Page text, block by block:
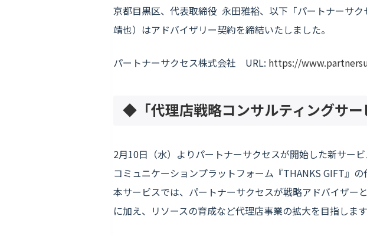
京都目黒区、代表取締役 永田雅裕、以下「パートナーサ
靖也）はアドバイザリー契約を締結いたしました。
パートナーサクセス株式会社 URL: https://
◆「代理店戦略コンサルティングサ
2月10日（水）よりパートナーサクセスが開始した新サー
コミュニケーションプラットフォーム『THANKS GIFT』の
本サービスでは、パートナーサクセスが戦略アドバイザー
に加え、リソースの育成など代理店事業の拡大を目指します